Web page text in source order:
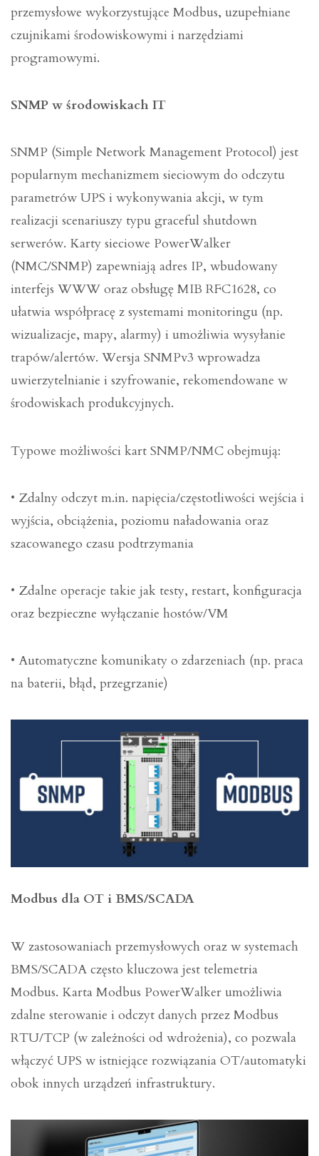
przemysłowe wykorzystujące Modbus, uzupełniane
czujnikami środowiskowymi i narzędziami
programowymi.
SNMP w środowiskach IT
SNMP (Simple Network Management Protocol) jest
popularnym mechanizmem sieciowym do odczytu
parametrów UPS i wykonywania akcji, w tym
realizacji scenariuszy typu graceful shutdown
serwerów. Karty sieciowe PowerWalker
(NMC/SNMP) zapewniają adres IP, wbudowany
interfejs WWW oraz obsługę MIB RFC1628, co
ułatwia współpracę z systemami monitoringu (np.
wizualizacje, mapy, alarmy) i umożliwia wysyłanie
trapów/alertów. Wersja SNMPv3 wprowadza
uwierzytelnianie i szyfrowanie, rekomendowane w
środowiskach produkcyjnych.
Typowe możliwości kart SNMP/NMC obejmują:
• Zdalny odczyt m.in. napięcia/częstotliwości wejścia i
wyjścia, obciążenia, poziomu naładowania oraz
szacowanego czasu podtrzymania
• Zdalne operacje takie jak testy, restart, konfiguracja
oraz bezpieczne wyłączanie hostów/VM
• Automatyczne komunikaty o zdarzeniach (np. praca
na baterii, błąd, przegrzanie)
Modbus dla OT i BMS/SCADA
W zastosowaniach przemysłowych oraz w systemach
BMS/SCADA często kluczowa jest telemetria
Modbus. Karta Modbus PowerWalker umożliwia
zdalne sterowanie i odczyt danych przez Modbus
RTU/TCP (w zależności od wdrożenia), co pozwala
włączyć UPS w istniejące rozwiązania OT/automatyki
obok innych urządzeń infrastruktury.